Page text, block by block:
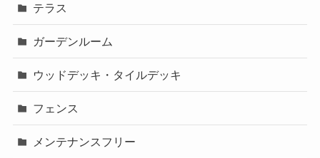
テラス
ガーデンルーム
ウッドデッキ・タイルデッキ
フェンス
メンテナンスフリー